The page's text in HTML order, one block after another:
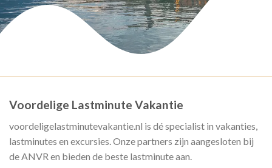
Voordelige Lastminute Vakantie
voordeligelastminutevakantie.nl is dé specialist in vakanties,
lastminutes en excursies. Onze partners zijn aangesloten bij
de ANVR en bieden de beste lastminute aan.